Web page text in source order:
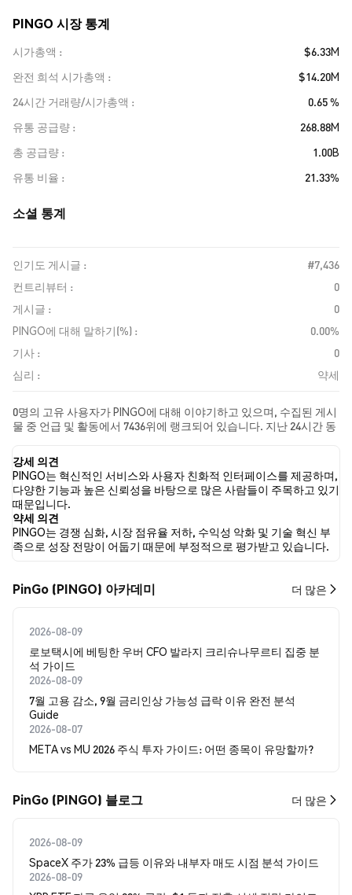
PINGO 시장 통계
시가총액
$6.33M
완전 희석 시가총액
$14.20M
24시간 거래량/시가총액
0.65 %
유통 공급량
268.88M
총 공급량
1.00B
유통 비율
21.33%
소셜 통계
인기도 게시글 :
#7,436
컨트리뷰터 :
0
게시글 :
0
PINGO에 대해 말하기(%) :
0.00%
기사 :
0
심리 :
약세
0명의 고유 사용자가 PINGO에 대해 이야기하고 있으며, 수집된 게시
물 중 언급 및 활동에서 7436위에 랭크되어 있습니다. 지난 24시간 동
막으로, PINGO에 대한 뉴스 기사 0건이 게시되었습니다. 트위터에서
는 NaN%의 트윗이 강세 감정을, NaN%의 트윗이 약세 감정을 보였
습니다. NaN%의 트윗은 PINGO에 대해 중립적인 감정을 나타냈습니
다. 이 감정 분석은 0개의 트윗을 기반으로 합니다.
강세 의견
PINGO는 혁신적인 서비스와 사용자 친화적 인터페이스를 제공하며,
다양한 기능과 높은 신뢰성을 바탕으로 많은 사람들이 주목하고 있기
때문입니다.
약세 의견
PINGO는 경쟁 심화, 시장 점유율 저하, 수익성 악화 및 기술 혁신 부
족으로 성장 전망이 어둡기 때문에 부정적으로 평가받고 있습니다.
PinGo (PINGO) 아카데미 더 많은
2026-08-09
로보택시에 베팅한 우버 CFO 발라지 크리슈나무르티 집중 분
석 가이드
2026-08-09
7월 고용 감소, 9월 금리인상 가능성 급락 이유 완전 분석
Guide
2026-08-07
META vs MU 2026 주식 투자 가이드: 어떤 종목이 유망할까?
PinGo (PINGO) 블로그 더 많은
2026-08-09
SpaceX 주가 23% 급등 이유와 내부자 매도 시점 분석 가이드
2026-08-09